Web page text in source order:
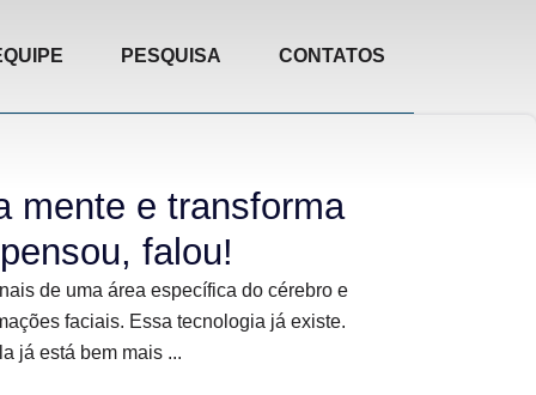
PESQUISA CONTATOS
mente e transforma
falou!
de uma área específica do cérebro e
faciais. Essa tecnologia já existe.
já está bem mais ...